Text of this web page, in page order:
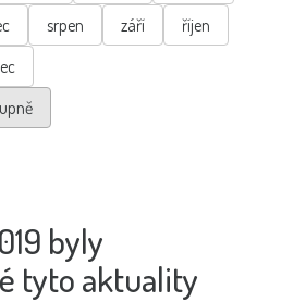
srpen září
říjen
byly
tyto aktuality